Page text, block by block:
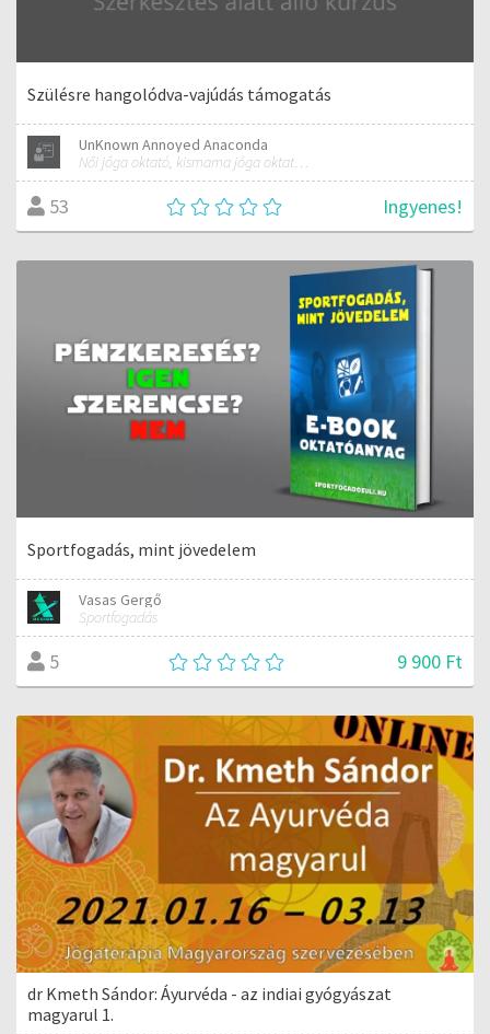
Szülésre hangolódva-vajúdás támogatás
UnKnown Annoyed Anaconda
Női jóga oktató, kismama jóga oktató, minősített jóga oktató, védőnő, természetgyógyász-fitoterapeuta
53 Ingyenes!
Sportfogadás, mint jövedelem
Vasas Gergő
Sportfogadás
5 9 900 Ft
dr Kmeth Sándor: Áyurvéda - az indiai gyógyászat
magyarul 1.